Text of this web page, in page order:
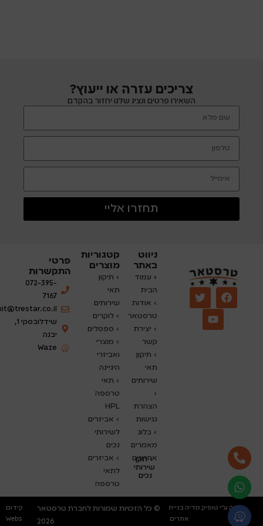
צריכים עזרה או ייעוץ?
השאירו פרטים ונציג שלנו יחזור בהקדם
תחזרו אליי
ניווט
באתר
› עמוד
הבית
› אודות
טרסטאר
› יצירת
קשר
› תיקון
תאי
שירותים
›
הצהרת
נגישות
› בלוג
מאמרים
אחרונים
› תקן
שירותי
נכים
קטגוריות
מוצרים
› תיקון
תאי
שירותים
›לוקרים
› ספסלים
› מוצרי
ואביזרי
היגיינה
› תאי
טרספה
HPL
› אביזרים
לשירותי
נכים
› אביזרים
לתאי
טרספה
פרטי
התקשרות
072-395-
7167
שידלובסקי 1,
יבנה
Waze
נבנה ע"י טופיק מדיה בניית
אתרים
© כל הזכויות שמורות לחברת טרסטאר
2026
קידום
Webs